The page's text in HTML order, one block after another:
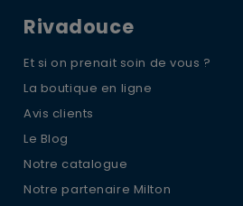
Rivadouce
Et si on prenait soin de vous ?
La boutique en ligne
Avis clients
Le Blog
Notre catalogue
Notre partenaire Milton